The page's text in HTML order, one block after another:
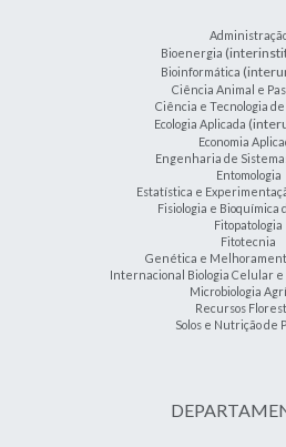
Bioenergia
Bioinformática
Ciência Animal e
Ciência e Tecnologia
Ecologia Aplicada
Economia
Engenharia de
Entomologia
Estatística e
Fisiologia e Bioquímica
Fitopatologia
Fitotecnia
Genética e
Internacional Biologia Celular
Microbiologia
Recursos
Solos e Nutrição de